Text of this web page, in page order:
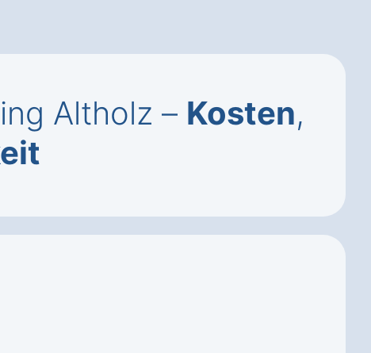
Altholz – Kosten,